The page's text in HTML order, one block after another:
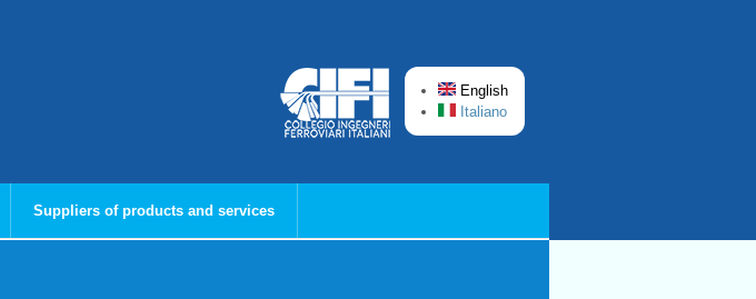
English
Italiano
Suppliers of products and services